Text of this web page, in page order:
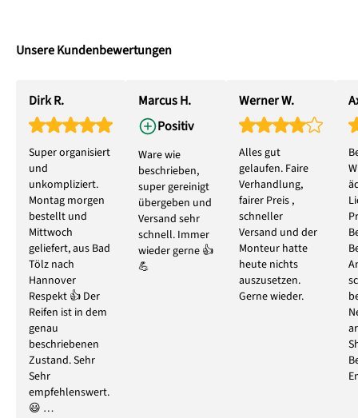
Unsere Kundenbewertungen
Dirk R.
Super organisiert
und
unkompliziert.
Montag morgen
bestellt und
Mittwoch
geliefert, aus Bad
Tölz nach
Hannover
Respekt 👍 Der
Reifen ist in dem
genau
beschriebenen
Zustand. Sehr
Sehr
empfehlenswert.
😃 …
Marcus H.
Positiv
Ware wie
beschrieben,
super gereinigt
übergeben und
Versand sehr
schnell. Immer
wieder gerne 👍
💪
Werner W.
Alles gut
gelaufen. Faire
Verhandlung,
fairer Preis ,
schneller
Versand und der
Monteur hatte
heute nichts
auszusetzen.
Gerne wieder.